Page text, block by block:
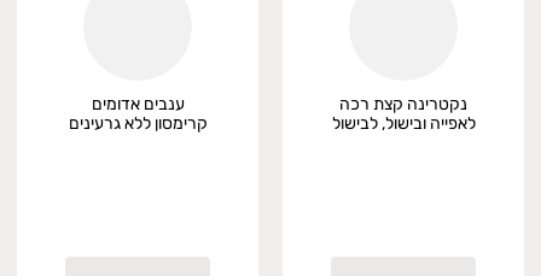
נקטרינה קצת רכה
לאפייה ובישול, לבישול
ענבים אדומים
קרימסון ללא גרעינים